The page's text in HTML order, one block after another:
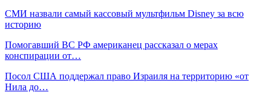
СМИ назвали самый кассовый мультфильм Disney за всю
историю
Помогавший ВС РФ американец рассказал о мерах
конспирации от…
Посол США поддержал право Израиля на территорию «от
Нила до…